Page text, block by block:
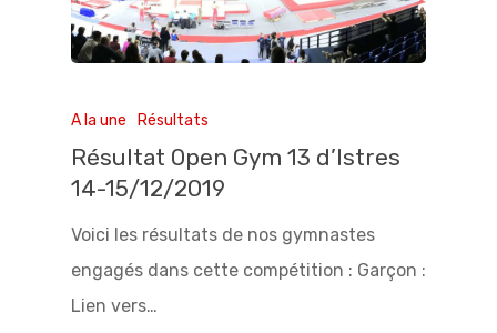
A la une Résultats
Résultat Open Gym 13 d’Istres
14-15/12/2019
Voici les résultats de nos gymnastes
engagés dans cette compétition : Garçon :
Lien vers…